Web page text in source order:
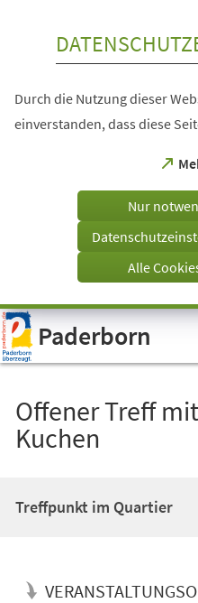
Visuelle
Assistenzsoftware
öffnen.
Durch die Nutzung dieser
einverstanden, dass diese
einem
Tab)
Nur
Alle
Paderborn
Offener Treff
Kuchen
Treffpunkt im Quartier